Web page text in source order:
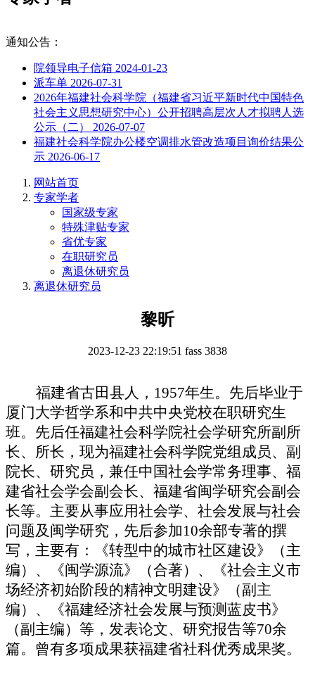
通知公告：
院领导电子信箱 2024-01-23
派车单 2026-07-31
2026年福建社会科学院（福建省习近平新时代中国特色
社会主义思想研究中心）公开招聘高层次人才拟聘人选
公示（二） 2026-07-07
福建社会科学院办公楼空调排水管改造项目询价结果公
示 2026-06-17
网站首页
专家学者
国家级专家
特殊津贴专家
省优专家
在职研究员
离退休研究员
离退休研究员
黎昕
2023-12-23 22:19:51 fass 3838
福建省古田县人，1957年生。先后毕业于
厦门大学哲学系和中共中央党校在职研究生
班。先后任福建社会科学院社会学研究所副所
长、所长，现为福建社会科学院党组成员、副
院长、研究员，兼任中国社会学常务理事、福
建省社会学会副会长、福建省闽学研究会副会
长等。主要从事应用社会学、社会发展与社会
问题及闽学研究，先后参加10余部专著的撰
写，主要有：《转型中的城市社区建设》（主
编）、《闽学源流》（合著）、《社会主义市
场经济初始阶段的精神文明建设》（副主
编）、《福建经济社会发展与预测蓝皮书》
（副主编）等，发表论文、研究报告等70余
篇。曾有多项成果获福建省社科优秀成果奖。